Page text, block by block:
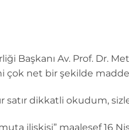
Başkanı Av. Prof. Dr.
çok net bir şekilde madde
satır dikkatli okudum,
ilişkisi” maalesef 16